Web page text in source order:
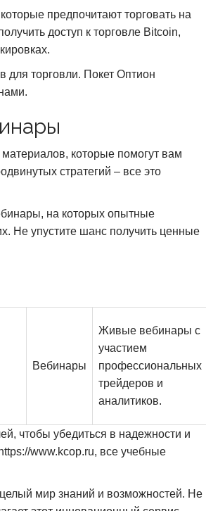
предпочитают торговать на
доступ к торговле Bitcoin,
для торговли. Покет Оптион
которые помогут вам
стратегий – все это
на которых опытные
Не упустите шанс получить ценные
Вебинары
Живые вебинары с
участием
профессиональных
трейдеров и
аналитиков.
чтобы убедиться в надежности и
www.kcop.ru, все учебные
мир знаний и возможностей. Не